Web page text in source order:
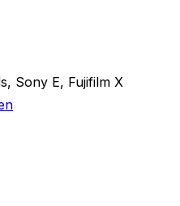
Sony E, Fujifilm X